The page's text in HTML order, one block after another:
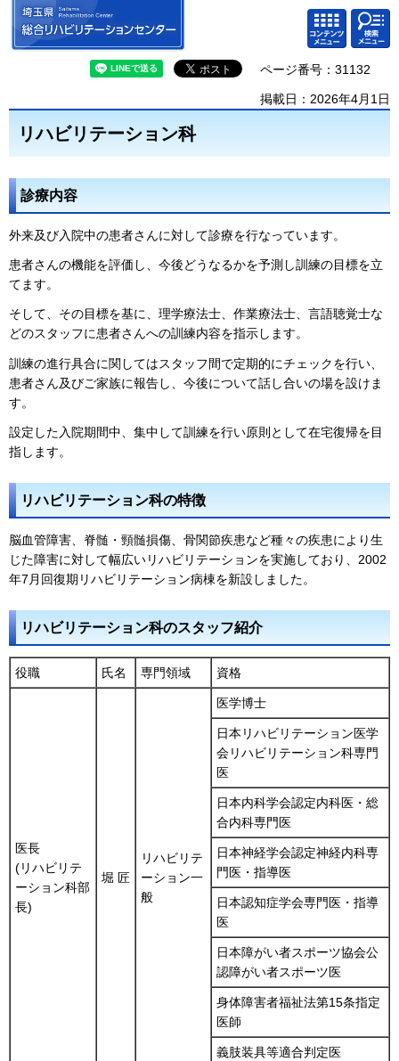
埼玉県 総合リハビリテーション
センター
コンテ
ンツメ
ニュー
検索・
共通メ
ニュー
ページ番号：31132
掲載日：2026年4月1日
リハビリテーション科
診療内容
外来及び入院中の患者さんに対して診療を行なっています。
患者さんの機能を評価し、今後どうなるかを予測し訓練の目標を立
てます。
そして、その目標を基に、理学療法士、作業療法士、言語聴覚士な
どのスタッフに患者さんへの訓練内容を指示します。
訓練の進行具合に関してはスタッフ間で定期的にチェックを行い、
患者さん及びご家族に報告し、今後について話し合いの場を設けま
す。
設定した入院期間中、集中して訓練を行い原則として在宅復帰を目
指します。
リハビリテーション科の特徴
脳血管障害、脊髄・頸髄損傷、骨関節疾患など種々の疾患により生
じた障害に対して幅広いリハビリテーションを実施しており、2002
年7月回復期リハビリテーション病棟を新設しました。
リハビリテーション科のスタッフ紹介
役職 氏名 専門領域 資格
医長
(リハビリテ
ーション科部
長)
堀 匠
リハビリテ
ーション一
般
医学博士
日本リハビリテーション医学
会リハビリテーション科専門
医
日本内科学会認定内科医・総
合内科専門医
日本神経学会認定神経内科専
門医・指導医
日本認知症学会専門医・指導
医
日本障がい者スポーツ協会公
認障がい者スポーツ医
身体障害者福祉法第15条指定
医師
義肢装具等適合判定医